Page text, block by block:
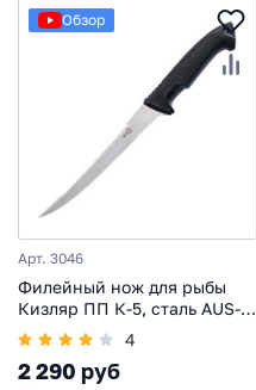
Обзор
Арт. 3046
Филейный нож для рыбы
Кизляр ПП К-5, сталь AUS-8,
рукоять эластрон, черный
4
2 290 руб